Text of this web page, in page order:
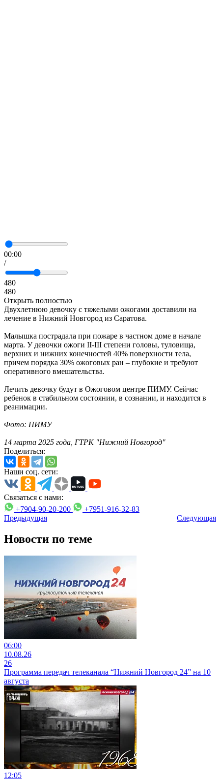
00:00
/
480
480
Открыть полностью
Двухлетнюю девочку с тяжелыми ожогами доставили на
лечение в Нижний Новгород из Саратова.
Малышка пострадала при пожаре в частном доме в начале
марта. У девочки ожоги II-III степени головы, туловища,
верхних и нижних конечностей 40% поверхности тела,
причем порядка 30% ожоговых ран – глубокие и требуют
оперативного вмешательства.
Лечить девочку будут в Ожоговом центре ПИМУ. Сейчас
ребенок в стабильном состоянии, в сознании, и находится в
реанимации.
Фото: ПИМУ
14 марта 2025 года, ГТРК "Нижний Новгород"
Поделиться:
Наши соц. сети:
Связаться с нами:
+7904-90-20-200
+7951-916-32-83
Предыдущая
Следующая
Новости по теме
06:00
10.08.26
26
Программа передач телеканала “Нижний Новгород 24” на 10
августа
12:05